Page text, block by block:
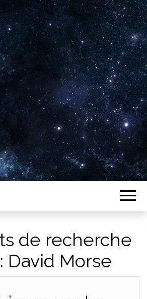
critiques de films
de recherche
David Morse